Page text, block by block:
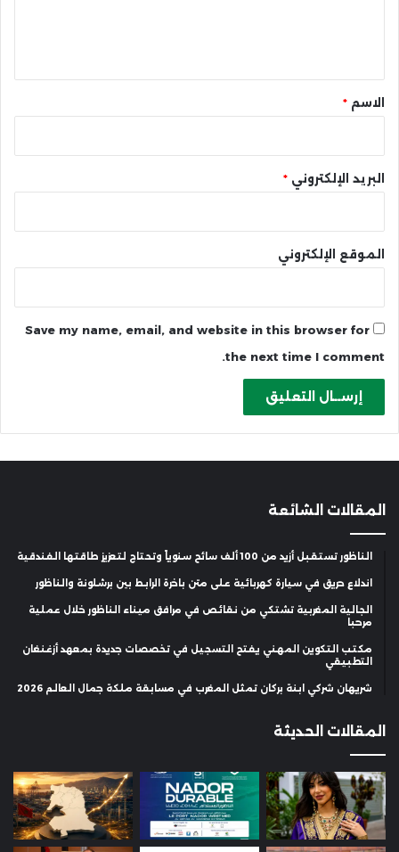
* الاسم *
البريد الإلكتروني *
الموقع الإلكتروني
Save my name, email, and website in this browser for
the next time I comment.
المقالات الشائعة
الناظور تستقبل أزيد من 100 ألف سائح سنوياً وتحتاج لتعزيز طاقتها الفندقية
اندلاع حريق في سيارة كهربائية على متن باخرة الرابط بين برشلونة والناظور
الجالية المغربية تشتكي من نقائص في مرافق ميناء الناظور خلال عملية
مرحبا
مكتب التكوين المهني يفتح التسجيل في تخصصات جديدة بمعهد أزغنغان
التطبيقي
شريهان شركي ابنة بركان تمثل المغرب في مسابقة ملكة جمال العالم 2026
المقالات الحديثة